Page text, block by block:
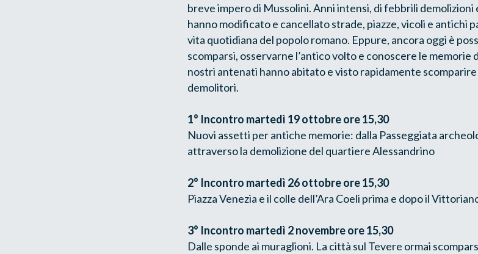
breve impero di Mussolini. Anni intensi, di febbrili
hanno modificato e cancellato strade, piazze, vicoli e antichi
vita quotidiana del popolo romano. Eppure, ancora oggi è
scomparsi, osservarne l’antico volto e conoscere le memorie
nostri antenati hanno abitato e visto rapidamente
demolitori.
1° Incontro martedì 19 ottobre ore 15,30
Nuovi assetti per antiche memorie: dalla Passeggiata
attraverso la demolizione del quartiere Alessandrino
2° Incontro martedì 26 ottobre ore 15,30
Piazza Venezia e il colle dell’Ara Coeli prima e dopo il
3° Incontro martedì 2 novembre ore 15,30
Dalle sponde ai muraglioni. La città sul Tevere ormai